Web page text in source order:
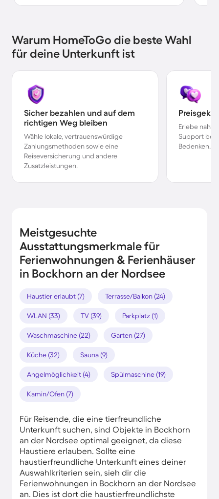
Warum HomeToGo die beste Wahl
für deine Unterkunft ist
Sicher bezahlen und auf dem
richtigen Weg bleiben
Wähle lokale, vertrauenswürdige
Zahlungsmethoden sowie eine
Reiseversicherung und andere
Zusatzleistungen.
Erlebe
Support bei
Bedenken.
Meistgesuchte
Ausstattungsmerkmale für
Ferienwohnungen & Ferienhäuser
in Bockhorn an der Nordsee
Haustier erlaubt (7) Terrasse/Balkon (24)
WLAN (33) TV (39) Parkplatz (1)
Waschmaschine (22) Garten (27)
Küche (32) Sauna (9)
Angelmöglichkeit (4) Spülmaschine (19)
Kamin/Ofen (7)
Für Reisende, die eine tierfreundliche
Unterkunft suchen, sind Objekte in Bockhorn
an der Nordsee optimal geeignet, da diese
Haustiere erlauben. Sollte eine
haustierfreundliche Unterkunft eines deiner
Auswahlkriterien sein, sieh dir die
Ferienwohnungen in Bockhorn an der Nordsee
an. Dies ist dort die haustierfreundlichste